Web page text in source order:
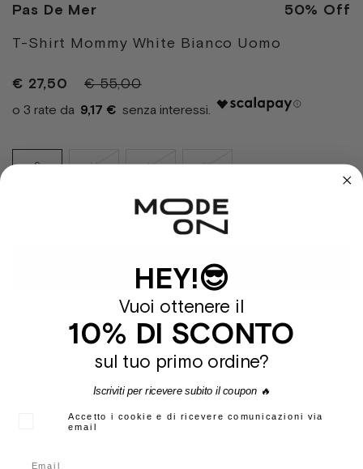
Pas De Mer
50% Off
T-Shirt Mommy White Bianco Uomo
€ 55,00
€ 27,50
9,17 €
S M L XL
Aggiungi al Carrello
ricamo sul petto e stampa grafica sulla schiena. Il modello in foto è
alto 175 cm e indossa una taglia M.
Stagione:Pe20
HEY!😎
Vuoi ottenere il
10% DI SCONTO
sul tuo primo ordine?
Iscriviti per ricevere subito il coupon 🔥
Accetto i cookie e di ricevere comunicazioni via
email